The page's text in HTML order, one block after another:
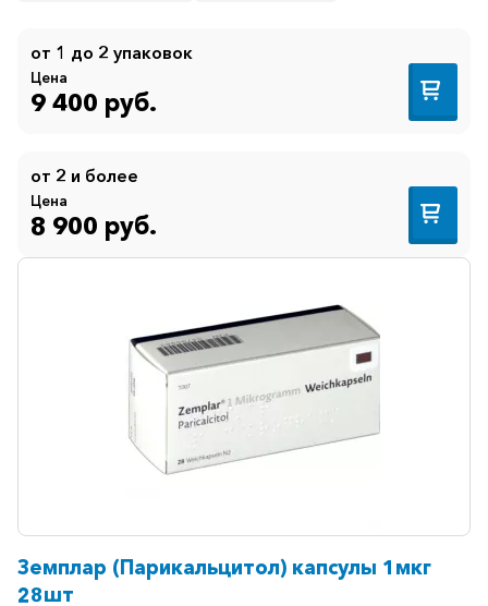
от 1 до 2 упаковок
Цена
9 400 руб.
от 2 и более
Цена
8 900 руб.
Земплар (Парикальцитол) капсулы 1мкг
28шт